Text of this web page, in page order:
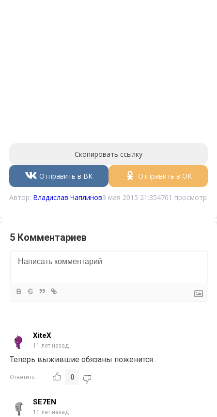
Скопировать ссылку
Отправить в ВК Отправить в ОК
Автор: Владислав Чаплинов3 мая 2015 21:354761 просмотр
5 Комментариев
XiteX
11 лет назад
Теперь выжившие обязаны поженится .
Ответить 0
SE7EN
11 лет назад